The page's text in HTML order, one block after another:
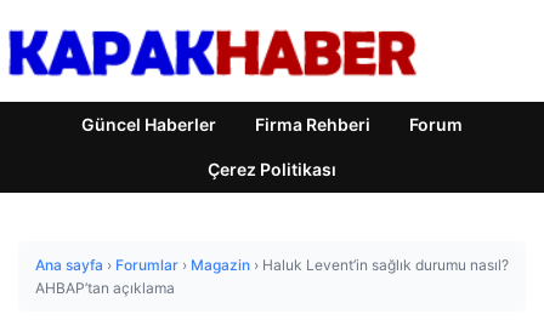
Güncel Haberler Firma Rehberi Forum
Çerez Politikası
Ana sayfa › Forumlar › Magazin › Haluk Levent’in sağlık durumu nasıl?
AHBAP’tan açıklama